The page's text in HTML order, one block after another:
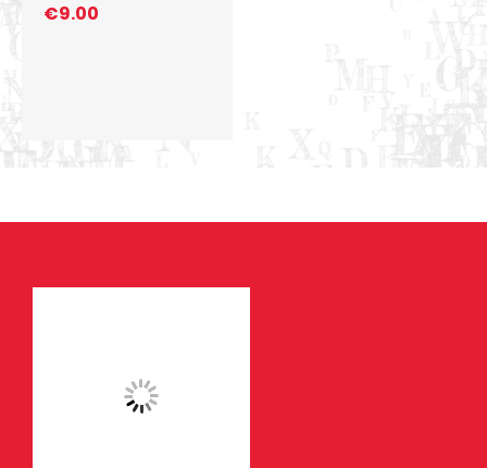
€9.00